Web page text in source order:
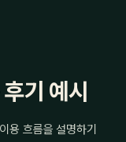
기 예시
용 흐름을 설명하기